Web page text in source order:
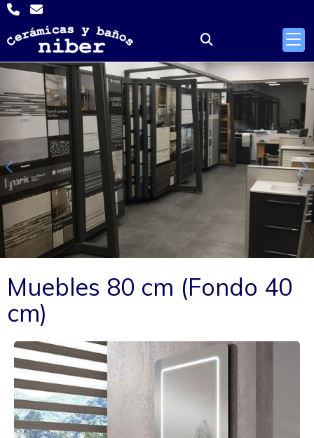
Anterior
Muebles 80 cm (Fondo 40
cm)